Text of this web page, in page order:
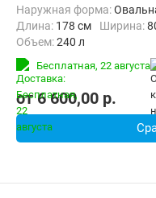
Наружная форма:
Длина: 178 см Ширина:
Объем:240 л
Бесплатная, 22 августа
от6 600,00 p.